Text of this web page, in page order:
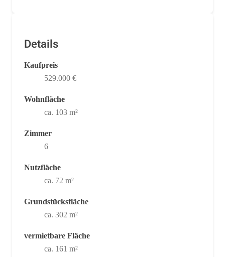
Details
Kaufpreis
529.000 €
Wohnfläche
ca. 103 m²
Zimmer
6
Nutzfläche
ca. 72 m²
Grundstücksfläche
ca. 302 m²
vermietbare Fläche
ca. 161 m²